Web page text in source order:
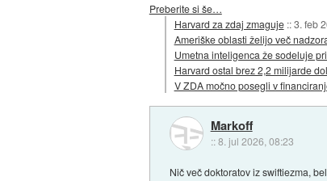
Preberite si še…
Harvard za zdaj zmaguje ::3. feb
Ameriške oblasti želijo več
Umetna inteligenca že sodeluje
Harvard ostal brez 2,2 milijarde
V ZDA močno posegli v
Markoff
::8. jul 2026, 08:23
Nič več doktoratov iz swiftiezma,